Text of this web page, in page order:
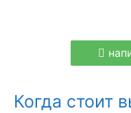
Когда стоит